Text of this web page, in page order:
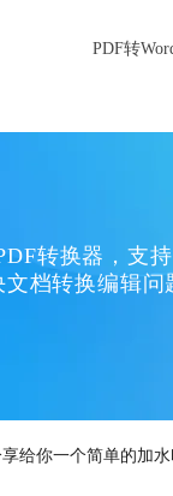
PDF转
转换器，支
档转换编辑问
给你一个简单的加